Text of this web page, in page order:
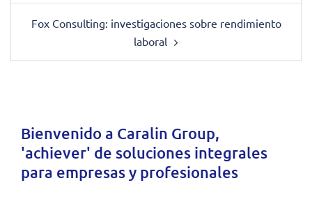
Fox Consulting: investigaciones sobre rendimiento
laboral
Bienvenido a Caralin Group,
'achiever' de soluciones integrales
para empresas y profesionales